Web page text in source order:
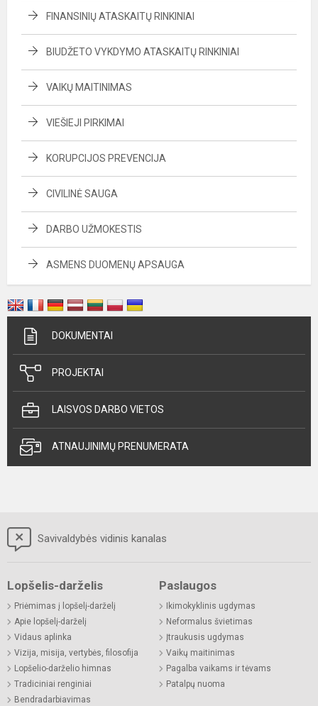
FINANSINIŲ ATASKAITŲ RINKINIAI
BIUDŽETO VYKDYMO ATASKAITŲ RINKINIAI
VAIKŲ MAITINIMAS
VIEŠIEJI PIRKIMAI
KORUPCIJOS PREVENCIJA
CIVILINĖ SAUGA
DARBO UŽMOKESTIS
ASMENS DUOMENŲ APSAUGA
DOKUMENTAI
PROJEKTAI
LAISVOS DARBO VIETOS
ATNAUJINIMŲ PRENUMERATA
Savivaldybės vidinis kanalas
Lopšelis-darželis
Priėmimas į lopšelį-darželį
Apie lopšelį-darželį
Vidaus aplinka
Vizija, misija, vertybės, filosofija
Lopšelio-darželio himnas
Tradiciniai renginiai
Bendradarbiavimas
Paslaugos
Ikimokyklinis ugdymas
Neformalus švietimas
Įtraukusis ugdymas
Vaikų maitinimas
Pagalba vaikams ir tėvams
Patalpų nuoma